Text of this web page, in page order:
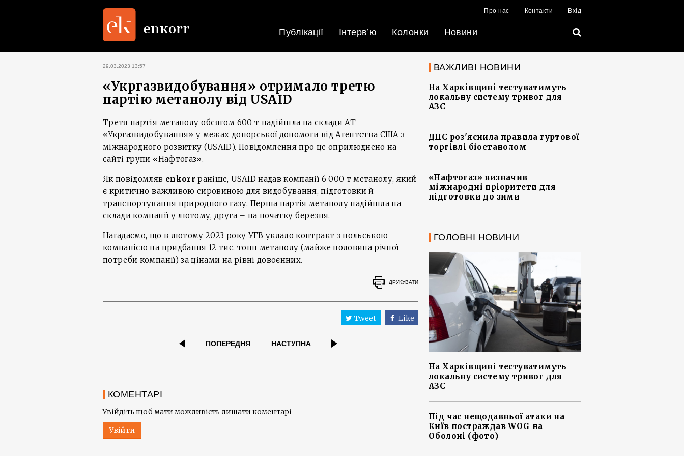
Про нас Контакти Вхід
Публікації Інтерв’ю Колонки Новини
29.03.2023 13:57
«Укргазвидобування» отримало третю
партію метанолу від USAID
Третя партія метанолу обсягом 600 т надійшла на склади АТ
«Укргазвидобування» у межах донорської допомоги від Агентства США з
міжнародного розвитку (USAID). Повідомлення про це оприлюднено на
сайті групи «Нафтогаз».
Як повідомляв enkorr раніше, USAID надав компанії 6 000 т метанолу, який
є критично важливою сировиною для видобування, підготовки й
транспортування природного газу. Перша партія метанолу надійшла на
склади компанії у лютому, друга – на початку березня.
Нагадаємо, що в лютому 2023 року УГВ уклало контракт з польською
компанією на придбання 12 тис. тонн метанолу (майже половина річної
потреби компанії) за цінами на рівні довоєнних.
ДРУКУВАТИ
Tweet Like
ПОПЕРЕДНЯ НАСТУПНА
КОМЕНТАРІ
Увійдіть щоб мати можливість лишати коментарі
Увійти
ВАЖЛИВІ НОВИНИ
На Харківщині тестуватимуть
локальну систему тривог для
АЗС
ДПС роз'яснила правила гуртової
торгівлі біоетанолом
«Нафтогаз» визначив
міжнародні пріоритети для
підготовки до зими
ГОЛОВНІ НОВИНИ
На Харківщині тестуватимуть
локальну систему тривог для
АЗС
Під час нещодавньої атаки на
Київ постраждав WOG на
Оболоні (фото)